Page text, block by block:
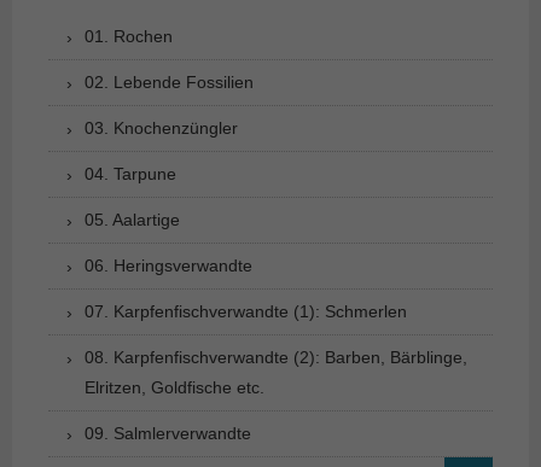
01. Rochen
02. Lebende Fossilien
03. Knochenzüngler
04. Tarpune
05. Aalartige
06. Heringsverwandte
07. Karpfenfischverwandte (1): Schmerlen
08. Karpfenfischverwandte (2): Barben, Bärblinge,
Elritzen, Goldfische etc.
09. Salmlerverwandte